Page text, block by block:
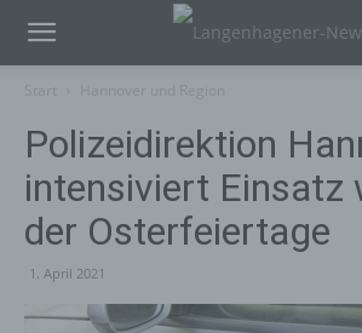
Polizeidirektion
intensiviert Einsatz
der Osterfeiertage
1. April 2021